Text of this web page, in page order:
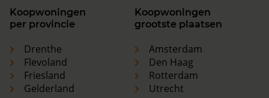
Koopwoningen
per provincie
Drenthe
Flevoland
Friesland
Gelderland
Koopwoningen
grootste plaatsen
Amsterdam
Den Haag
Rotterdam
Utrecht